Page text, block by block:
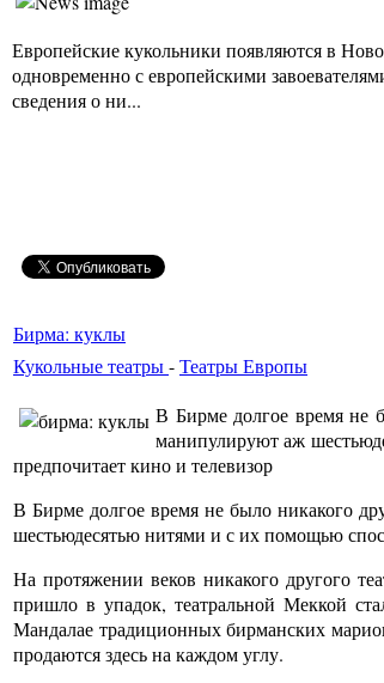
Европейские кукольники появляются в
одновременно с европейскими
сведения о ни...
Бирма: куклы
Кукольные театры-Театры Европы
В Бирме долгое время не
манипулируют аж
предпочитает кино и телевизор
В Бирме долгое время не было никакого
шестьюдесятью нитями и с их помощью
На протяжении веков никакого другого
пришло в упадок, театральной Меккой
Мандалае традиционных бирманских
продаются здесь на каждом углу.